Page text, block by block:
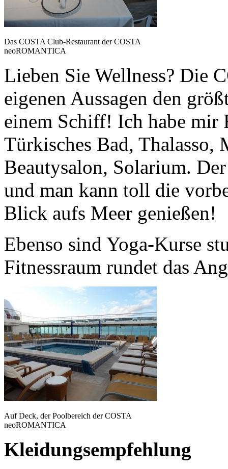
Das COSTA Club-Restaurant der COSTA
neoROMANTICA
Lieben Sie Wellness? Die
eigenen Aussagen den
einem Schiff! Ich habe mir
Türkisches Bad, Thalasso,
Beautysalon, Solarium.
und man kann toll die
Blick aufs Meer genießen!
Ebenso sind Yoga-Kurse
Fitnessraum rundet das
Auf Deck, der Poolbereich der COSTA
neoROMANTICA
Kleidungsempfehlung